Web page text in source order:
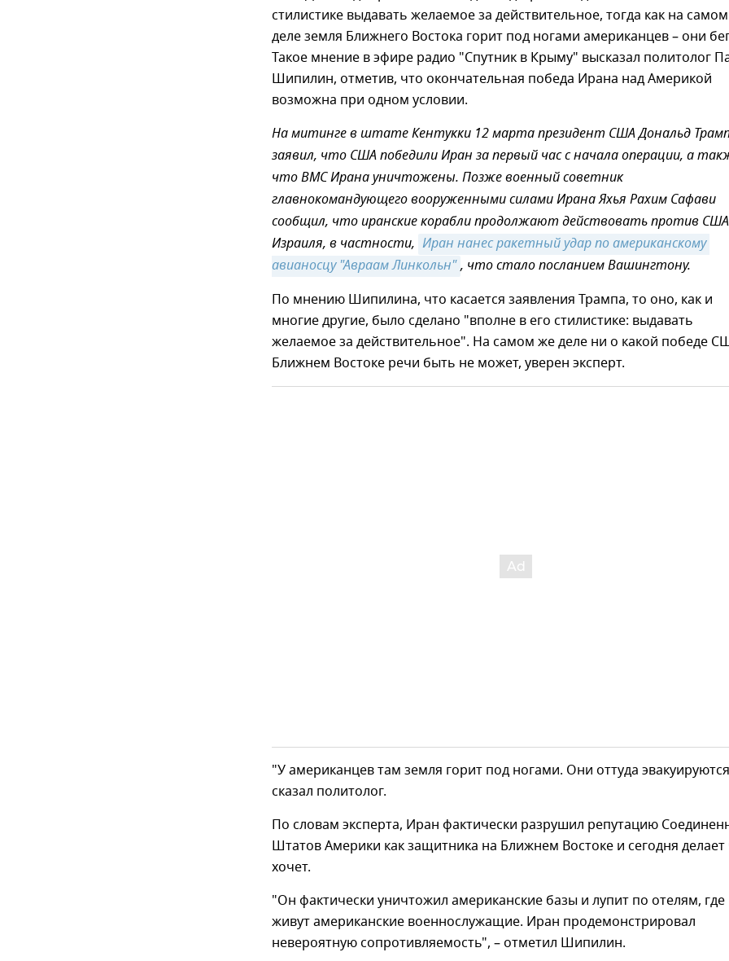
стилистике выдавать желаемое за действительное, тогда как на самом
деле земля Ближнего Востока горит под ногами американцев – они
Такое мнение в эфире радио "Спутник в Крыму" высказал политолог
Шипилин, отметив, что окончательная победа Ирана над Америкой
возможна при одном условии.
На митинге в штате Кентукки 12 марта президент США Дональд
заявил, что США победили Иран за первый час с начала операции, а
что ВМС Ирана уничтожены. Позже военный советник
главнокомандующего вооруженными силами Ирана Яхья Рахим Сафави
сообщил, что иранские корабли продолжают действовать против
Израиля, в частности, Иран нанес ракетный удар по американскому
авианосцу "Авраам Линкольн", что стало посланием Вашингтону.
По мнению Шипилина, что касается заявления Трампа, то оно, как и
многие другие, было сделано "вполне в его стилистике: выдавать
желаемое за действительное". На самом же деле ни о какой победе
Ближнем Востоке речи быть не может, уверен эксперт.
"У американцев там земля горит под ногами. Они оттуда
сказал политолог.
По словам эксперта, Иран фактически разрушил репутацию
Штатов Америки как защитника на Ближнем Востоке и сегодня делает
хочет.
"Он фактически уничтожил американские базы и лупит по отелям, где
живут американские военнослужащие. Иран продемонстрировал
невероятную сопротивляемость", – отметил Шипилин.